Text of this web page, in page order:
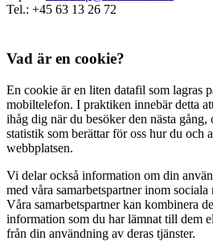
Tel.: +45 63 13 26 72
Vad är en cookie?
En cookie är en liten datafil som lagras
mobiltelefon. I praktiken innebär detta
ihåg dig när du besöker den nästa
statistik som berättar för oss hur du och
webbplatsen.
Vi delar också information om din
med våra samarbetspartner inom
Våra samarbetspartner kan kombinera
information som du har lämnat till dem
från din användning av deras tjänster.